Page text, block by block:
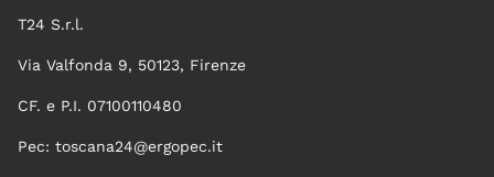
T24 S.r.l.
Via Valfonda 9, 50123, Firenze
CF. e P.I. 07100110480
Pec: toscana24@ergopec.it